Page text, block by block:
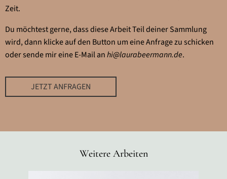
Zeit.
Du möchtest gerne, dass diese Arbeit Teil deiner Sammlung
wird, dann klicke auf den Button um eine Anfrage zu schicken
oder sende mir eine E-Mail anhi@laurabeermann.de.
JETZT ANFRAGEN
Weitere Arbeiten